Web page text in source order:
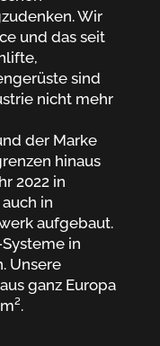
Wir
und das seit
sind
nicht mehr
der Marke
hinaus
2022 in
in
aufgebaut.
in
Unsere
ganz Europa